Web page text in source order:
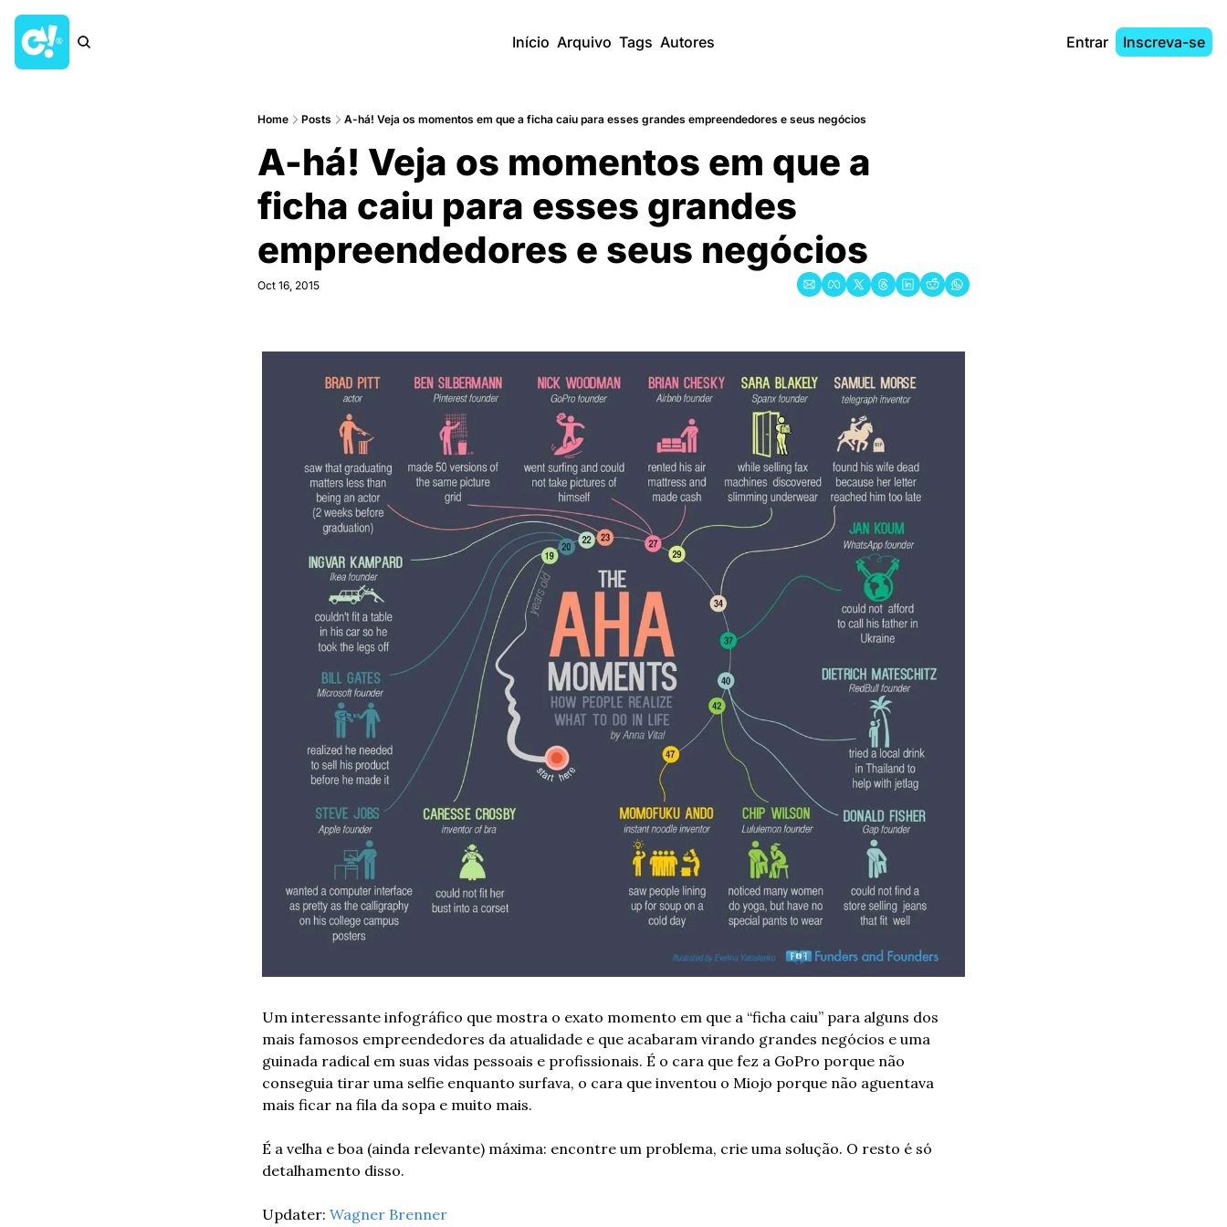
Início Arquivo Tags Autores Entrar Inscreva-se
Home Posts A-há! Veja os momentos em que a ficha caiu para esses grandes empreendedores e seus negócios
A-há! Veja os momentos em que a
ficha caiu para esses grandes
empreendedores e seus negócios
Oct 16, 2015
Um interessante infográfico que mostra o exato momento em que a “ficha caiu” para alguns dos
mais famosos empreendedores da atualidade e que acabaram virando grandes negócios e uma
guinada radical em suas vidas pessoais e profissionais. É o cara que fez a GoPro porque não
conseguia tirar uma selfie enquanto surfava, o cara que inventou o Miojo porque não aguentava
mais ficar na fila da sopa e muito mais.
É a velha e boa (ainda relevante) máxima: encontre um problema, crie uma solução. O resto é só
detalhamento disso.
Updater: Wagner Brenner